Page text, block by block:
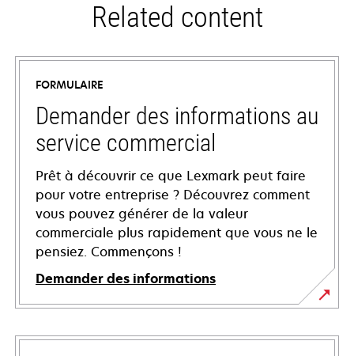
Related content
FORMULAIRE
Demander des informations au
service commercial
Prêt à découvrir ce que Lexmark peut faire
pour votre entreprise ? Découvrez comment
vous pouvez générer de la valeur
commerciale plus rapidement que vous ne le
pensiez. Commençons !
Demander des informations